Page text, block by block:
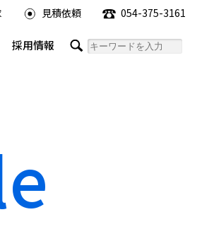
見積依頼 054-375-3161
採用情報